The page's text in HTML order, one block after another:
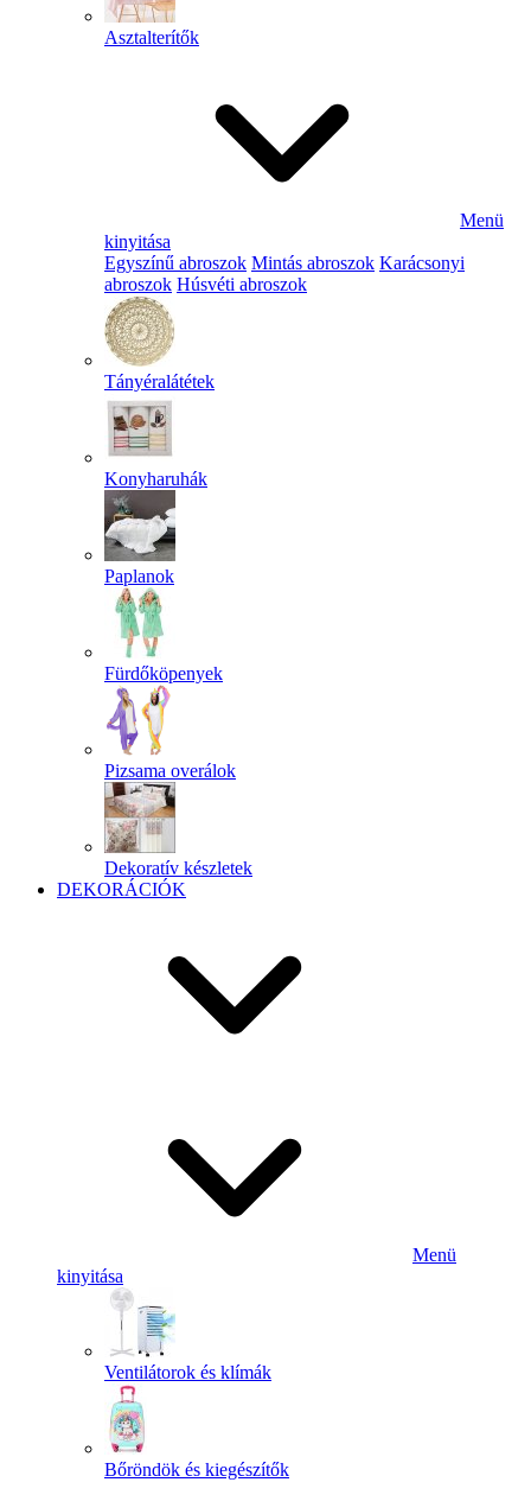
Asztalterítők
Menü
kinyitása
Egyszínű abroszok Mintás abroszok Karácsonyi
abroszok Húsvéti abroszok
Tányéralátétek
Konyharuhák
Paplanok
Fürdőköpenyek
Pizsama overálok
Dekoratív készletek
DEKORÁCIÓK
Menü
kinyitása
Ventilátorok és klímák
Bőröndök és kiegészítők